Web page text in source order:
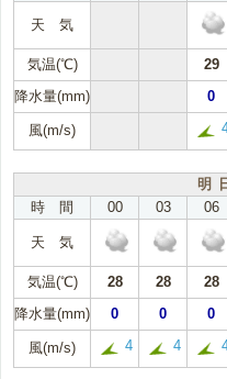
天 気
気温(℃) 29
降水量(mm)
0
風(m/s)
明
時 間
00 03 06
天 気
気温(℃) 28 28 28
降水量(mm)
0 0 0
風(m/s) 4 4